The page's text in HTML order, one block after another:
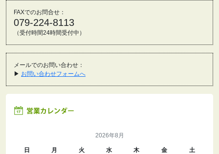
FAXでのお問合せ：
079-224-8113
（受付時間24時間受付中）
メールでのお問い合わせ：
▶ お問い合わせフォームへ
2026年8月
日 月 火 水 木 金
土